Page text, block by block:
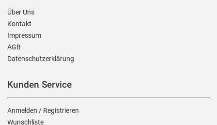
Über Uns
Kontakt
Impressum
AGB
Daten­schutz­erklärung
Kunden Service
Anmelden / Registrieren
Wunschliste